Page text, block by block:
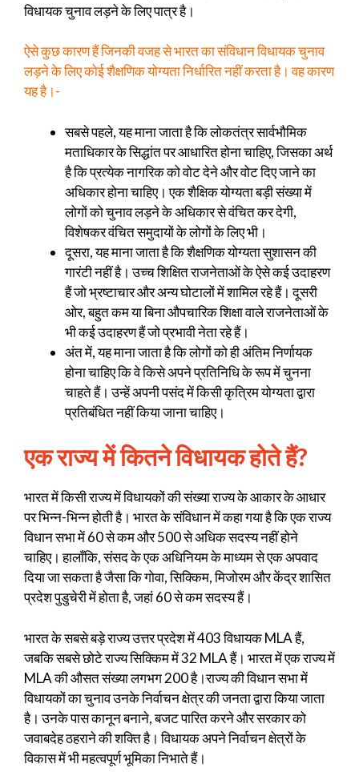
विधायक चुनाव लड़ने के लिए पात्र है।
ऐसे कुछ कारण हैं जिनकी वजह से भारत का संविधान विधायक चुनाव
लड़ने के लिए कोई शैक्षणिक योग्यता निर्धारित नहीं करता है। वह कारण
यह है।-
सबसे पहले, यह माना जाता है कि लोकतंत्र सार्वभौमिक
मताधिकार के सिद्धांत पर आधारित होना चाहिए, जिसका अर्थ
है कि प्रत्येक नागरिक को वोट देने और वोट दिए जाने का
अधिकार होना चाहिए। एक शैक्षिक योग्यता बड़ी संख्या में
लोगों को चुनाव लड़ने के अधिकार से वंचित कर देगी,
विशेषकर वंचित समुदायों के लोगों के लिए भी।
दूसरा, यह माना जाता है कि शैक्षणिक योग्यता सुशासन की
गारंटी नहीं है। उच्च शिक्षित राजनेताओं के ऐसे कई उदाहरण
हैं जो भ्रष्टाचार और अन्य घोटालों में शामिल रहे हैं। दूसरी
ओर, बहुत कम या बिना औपचारिक शिक्षा वाले राजनेताओं के
भी कई उदाहरण हैं जो प्रभावी नेता रहे हैं।
अंत में, यह माना जाता है कि लोगों को ही अंतिम निर्णायक
होना चाहिए कि वे किसे अपने प्रतिनिधि के रूप में चुनना
चाहते हैं। उन्हें अपनी पसंद में किसी कृत्रिम योग्यता द्वारा
प्रतिबंधित नहीं किया जाना चाहिए।
एक राज्य में कितने विधायक होते हैं?
भारत में किसी राज्य में विधायकों की संख्या राज्य के आकार के आधार
पर भिन्न-भिन्न होती है। भारत के संविधान में कहा गया है कि एक राज्य
विधान सभा में 60 से कम और 500 से अधिक सदस्य नहीं होने
चाहिए। हालाँकि, संसद के एक अधिनियम के माध्यम से एक अपवाद
दिया जा सकता है जैसा कि गोवा, सिक्किम, मिजोरम और केंद्र शासित
प्रदेश पुडुचेरी में होता है, जहां 60 से कम सदस्य हैं।
भारत के सबसे बड़े राज्य उत्तर प्रदेश में 403 विधायक MLA हैं,
जबकि सबसे छोटे राज्य सिक्किम में 32 MLA हैं। भारत में एक राज्य में
MLA की औसत संख्या लगभग 200 है।राज्य की विधान सभा में
विधायकों का चुनाव उनके निर्वाचन क्षेत्र की जनता द्वारा किया जाता
है। उनके पास कानून बनाने, बजट पारित करने और सरकार को
जवाबदेह ठहराने की शक्ति है। विधायक अपने निर्वाचन क्षेत्रों के
विकास में भी महत्वपूर्ण भूमिका निभाते हैं।